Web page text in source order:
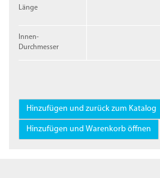
Länge
Innen-
Durchmesser